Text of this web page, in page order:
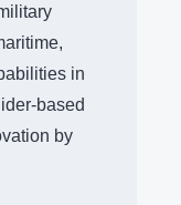
in
based
by